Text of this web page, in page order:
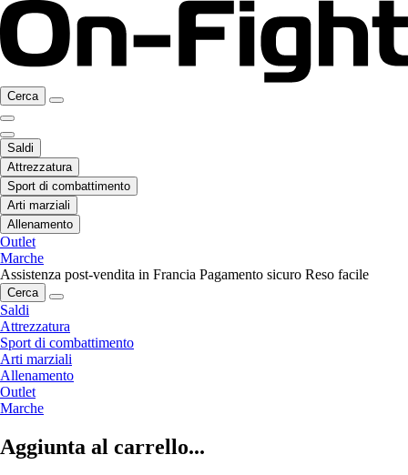
Cerca
Saldi
Attrezzatura
Sport di combattimento
Arti marziali
Allenamento
Outlet
Marche
Assistenza post-vendita in Francia Pagamento sicuro Reso facile
Cerca
Saldi
Attrezzatura
Sport di combattimento
Arti marziali
Allenamento
Outlet
Marche
Aggiunta al carrello...